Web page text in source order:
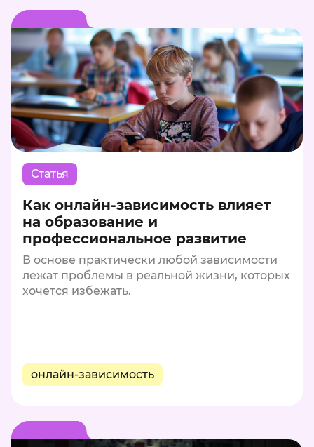
Статья
Как онлайн-зависимость влияет
на образование и
профессиональное развитие
В основе практически любой зависимости
лежат проблемы в реальной жизни, которых
хочется избежать.
онлайн-зависимость